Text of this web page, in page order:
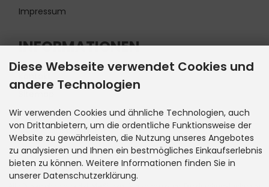
Impressum
INFORMATIONEN
Lieferzeit
Cookie Einstellungen
Diese Webseite verwendet Cookies und
andere Technologien
Wir verwenden Cookies und ähnliche Technologien, auch
von Drittanbietern, um die ordentliche Funktionsweise der
Website zu gewährleisten, die Nutzung unseres Angebotes
zu analysieren und Ihnen ein bestmögliches Einkaufserlebnis
bieten zu können. Weitere Informationen finden Sie in
unserer Datenschutzerklärung.